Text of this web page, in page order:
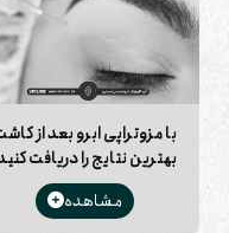
با مزوتراپی ابرو بعد از
بهترین نتایج را دریافت
مشاهده